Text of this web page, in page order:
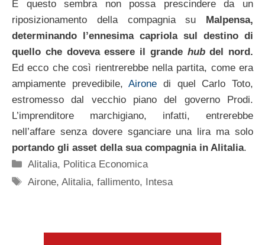
E questo sembra non possa prescindere da un
riposizionamento della compagnia su Malpensa,
determinando l’ennesima capriola sul destino di
quello che doveva essere il grandehubdel nord.
Ed ecco che così rientrerebbe nella partita, come era
ampiamente prevedibile,Airone di quel Carlo Toto,
estromesso dal vecchio piano del governo Prodi.
L’imprenditore marchigiano, infatti, entrerebbe
nell’affare senza dovere sganciare una lira ma solo
portando gli asset della sua compagnia in Alitalia.
Categorie
Alitalia, Politica Economica
Tag
Airone,Alitalia,fallimento, Intesa